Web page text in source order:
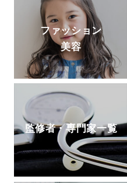
ファッション
美容
監修者・専門家一覧